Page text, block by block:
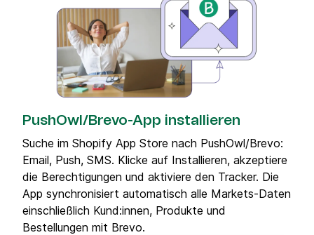
PushOwl/Brevo-App installieren
Suche im Shopify App Store nach PushOwl/Brevo:
Email, Push, SMS. Klicke auf Installieren, akzeptiere
die Berechtigungen und aktiviere den Tracker. Die
App synchronisiert automatisch alle Markets-Daten
einschließlich Kund:innen, Produkte und
Bestellungen mit Brevo.